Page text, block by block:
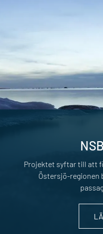
Projektet syftar till att
Östersjö-regionen